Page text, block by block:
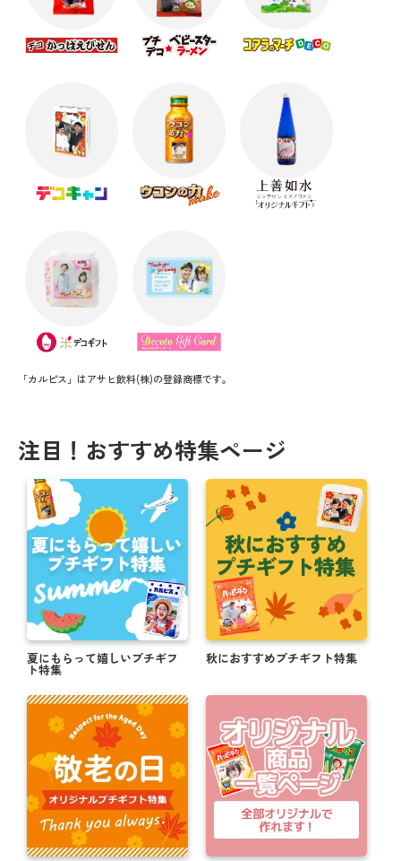
「カルピス」はアサヒ飲料(株)の登録商標です。
注目！おすすめ特集ページ
夏にもらって嬉しいプチギフ
ト特集
秋におすすめプチギフト特集